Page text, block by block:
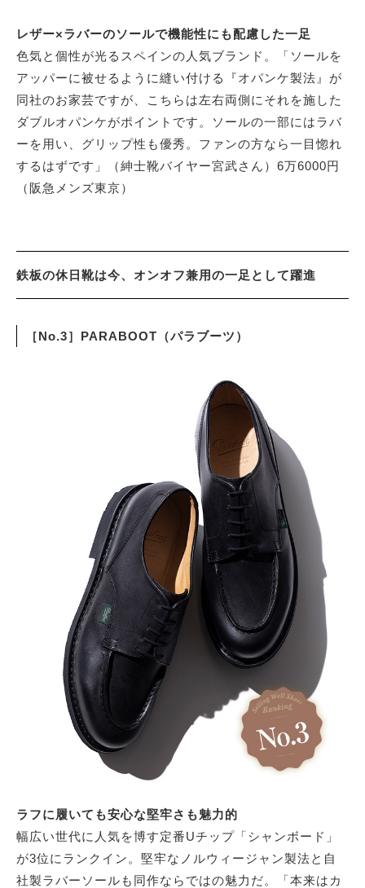
レザー×ラバーのソールで機能性にも配慮した一足
色気と個性が光るスペインの人気ブランド。「ソールを
アッパーに被せるように縫い付ける『オパンケ製法』が
同社のお家芸ですが、こちらは左右両側にそれを施した
ダブルオパンケがポイントです。ソールの一部にはラバ
ーを用い、グリップ性も優秀。ファンの方なら一目惚れ
するはずです」（紳士靴バイヤー宮武さん）6万6000円
（阪急メンズ東京）
鉄板の休日靴は今、オンオフ兼用の一足として躍進
［No.3］PARABOOT（パラブーツ）
ラフに履いても安心な堅牢さも魅力的
幅広い世代に人気を博す定番Uチップ「シャンボード」
が3位にランクイン。堅牢なノルウィージャン製法と自
社製ラバーソールも同作ならではの魅力だ。「本来はカ